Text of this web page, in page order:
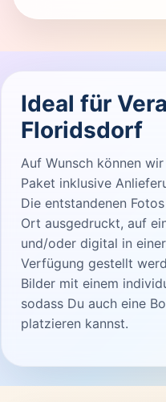
Ideal für
Floridsdorf
Auf Wunsch können
Paket inklusive
Die entstandenen
Ort ausgedruckt, auf
und/oder digital in
Verfügung gestellt
Bilder mit einem
sodass Du auch eine
platzieren kannst.